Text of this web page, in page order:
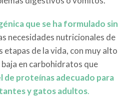
que se ha formulado sin
necesidades nutricionales de
etapas de la vida, con muy alto
en carbohidratos que
de proteínas adecuado para
y gatos adultos.